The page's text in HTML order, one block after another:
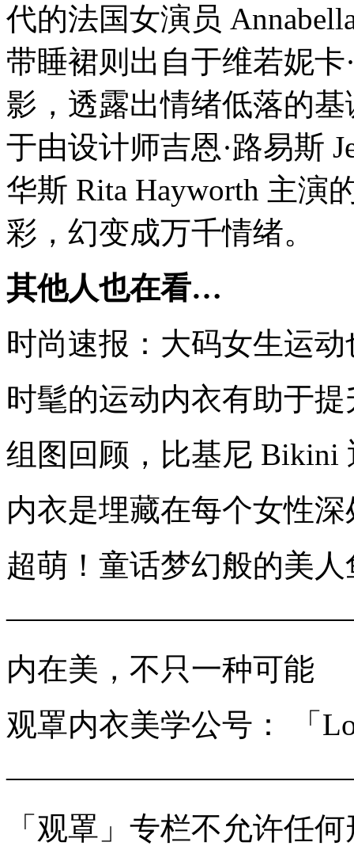
代的法国女演员
带睡裙则出自于维若妮卡
影，透露出情绪低落的
于由设计师吉恩·路易斯
华斯 Rita Hayworth 主演
彩，幻变成万千情绪。
其他人也在看…
时尚速报：大码女生运动
时髦的运动内衣有助于
组图回顾，比基尼 Bikini
内衣是埋藏在每个女性
超萌！童话梦幻般的美人
内在美，不只一种可能
观罩内衣美学公号： 「
「观罩」专栏不允许任